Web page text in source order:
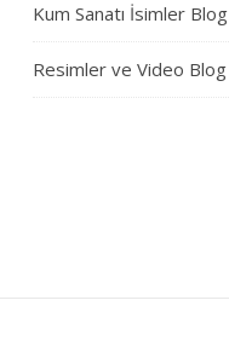
Kum Sanatı İsimler Blog
Resimler ve Video Blog